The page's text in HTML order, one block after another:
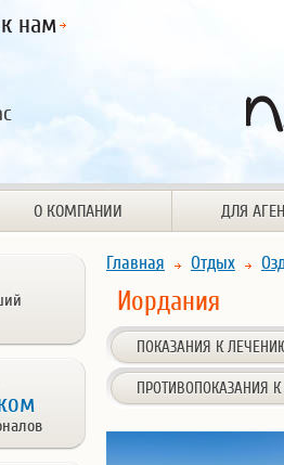
нам
О КОМПАНИИ ДЛЯ
Главная Отдых
Иордания
ПОКАЗАНИЯ К
ПРОТИВОПОКАЗАНИЯ